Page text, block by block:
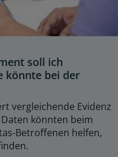
soll ich
könnte bei der
vergleichende Evidenz
könnten beim
Betroffenen helfen,